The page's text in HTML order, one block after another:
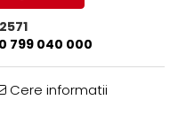
2571
799 040 000
Cere informatii